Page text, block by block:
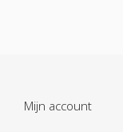
Mijn account